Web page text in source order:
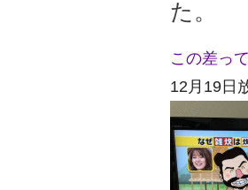
た。
この差っ
12月19日